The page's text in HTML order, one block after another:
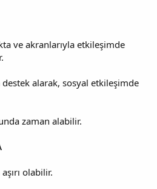
ve akranlarıyla etkileşimde
alarak, sosyal etkileşimde
zaman alabilir.
olabilir.